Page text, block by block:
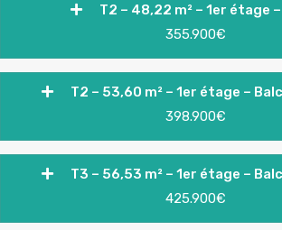
T2 – 48,22 m² – 1er étage
355.900€
T2 – 53,60 m² – 1er étage –
398.900€
T3 – 56,53 m² – 1er étage –
425.900€